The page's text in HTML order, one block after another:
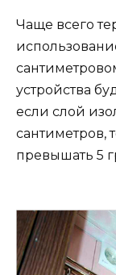
Чаще всего
устройства
если слой
сантиметров,
превышать 5